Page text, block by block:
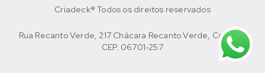
Criadeck® Todos os direitos reservados
Rua Recanto Verde, 217 Chácara Recanto Verde, Cotia/SP
CEP. 06701-257